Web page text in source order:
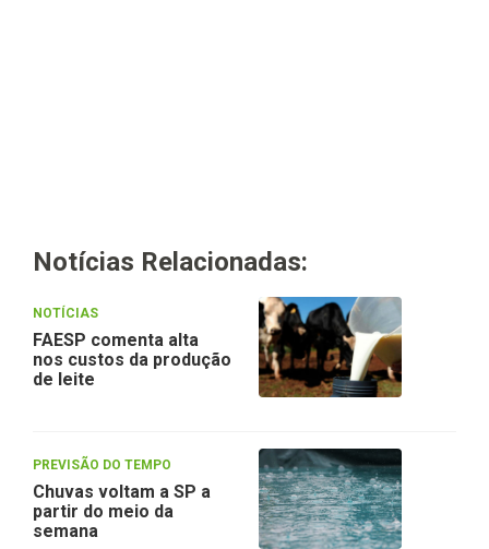
Notícias Relacionadas:
NOTÍCIAS
FAESP comenta alta
nos custos da produção
de leite
PREVISÃO DO TEMPO
Chuvas voltam a SP a
partir do meio da
semana